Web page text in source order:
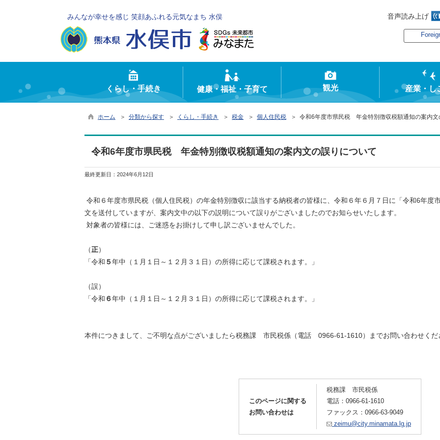
みんなが幸せを感じ 笑顔あふれる元気なまち 水俣 音声読み上げ
くらし・手続き 健康・福祉・子育て 観光 産業・し
ホーム ＞ 分類から探す ＞ くらし・手続き ＞ 税金 ＞ 個人住民税 ＞ 令和6年度市県民税 年金特別徴収税額通知の案内文
令和6年度市県民税 年金特別徴収税額通知の案内文の誤りについて
最終更新日： 2024年6月12日
令和６年度市県民税（個人住民税）の年金特別徴収に該当する納税者の皆様に、令和６年６月７日に「令和6年
文を送付していますが、案内文中の以下の説明について誤りがございましたのでお知らせいたします。
対象者の皆様には、ご迷惑をお掛けして申し訳ございませんでした。
（正）
「令和 ５年中（１月１日～１２月３１日）の所得に応じて課税されます。」
（誤）
「令和 ６年中（１月１日～１２月３１日）の所得に応じて課税されます。」
本件につきまして、ご不明な点がございましたら税務課 市民税係（電話 0966-61-1610）までお問い合わせくだ
このページに関する
お問い合わせは
税務課 市民税係
電話：0966-61-1610
ファックス：0966-63-9049
zeimu@city.minamata.lg.jp